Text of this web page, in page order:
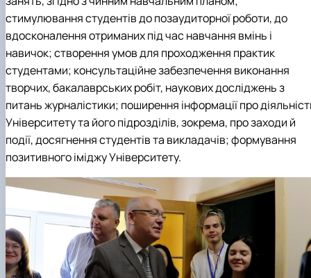
стимулювання студентів до позаудиторної роботи, до
вдосконалення отриманих під час навчання вмінь і
навичок; створення умов для проходження практик
студентами; консультаційне забезпечення виконання
творчих, бакалаврських робіт, наукових досліджень з
питань журналістики; поширення інформації про
Університету та його підрозділів, зокрема, про заходи й
події, досягнення студентів та викладачів; формування
позитивного іміджу Університету.